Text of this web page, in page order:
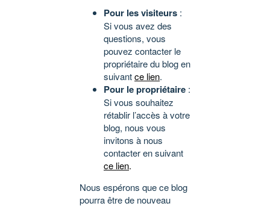
Pour les visiteurs :
Si vous avez des
questions, vous
pouvez contacter le
propriétaire du blog en
suivantce lien.
Pour le propriétaire :
Si vous souhaitez
rétablir l’accès à votre
blog, nous vous
invitons à nous
contacter en suivant
ce lien.
Nous espérons que ce blog
pourra être de nouveau